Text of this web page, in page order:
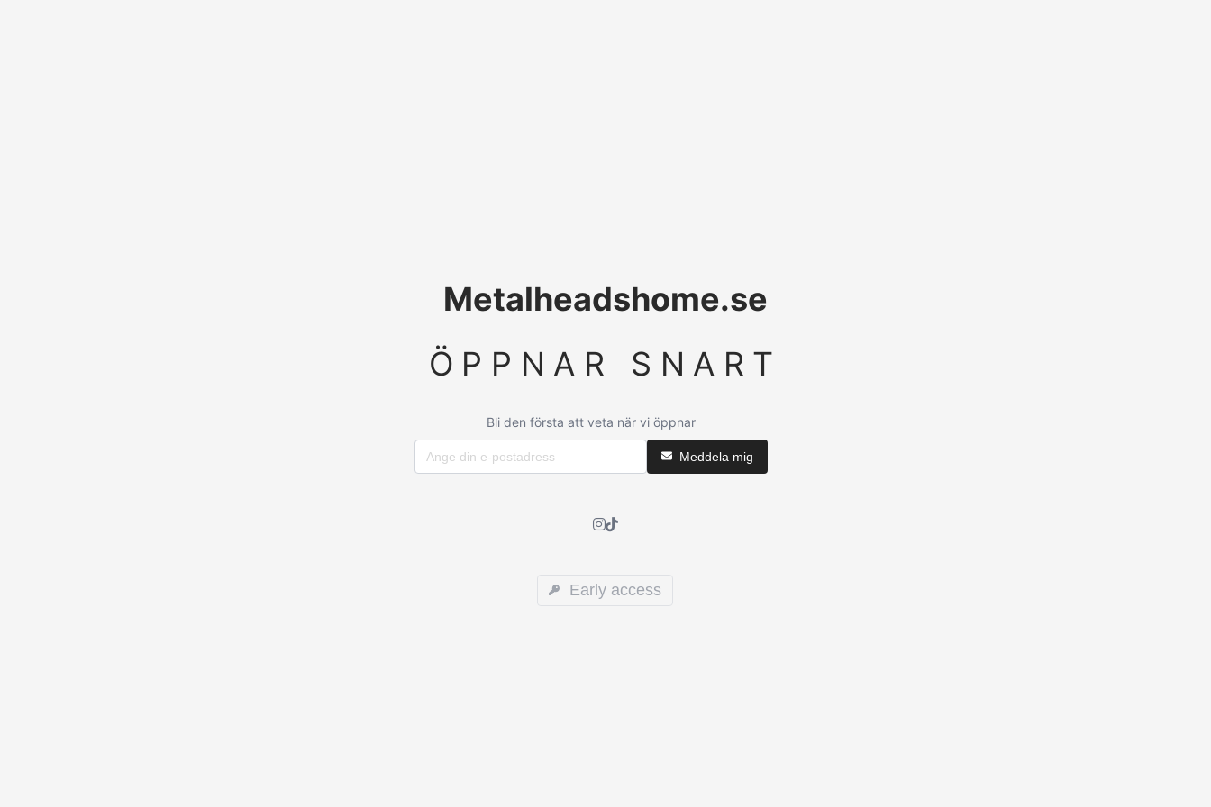
Metalheadshome.se
ÖPPNAR SNART
Bli den första att veta när vi öppnar
Meddela mig
Early access